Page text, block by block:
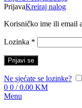
PrijavaKreiraj nalog
Korisničko ime ili email
Lozinka *
Prijavi se
Ne sjećate se lozinke?
0 0 / 0.00 KM
Menu